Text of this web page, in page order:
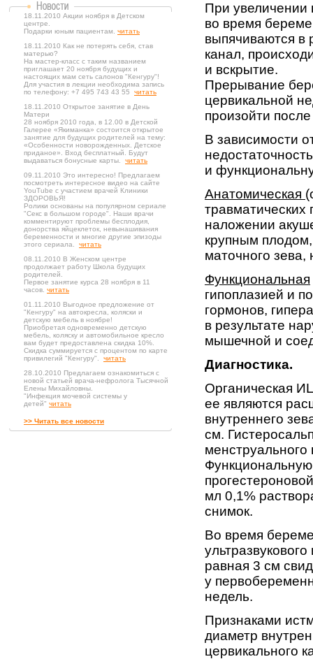
18.11.2010 Акции ноября в Детском
центре.
Подарки юным пациентам. читать
18.11.2010 Как не потерять себя, став
матерью?
На мастер-класс с таким названием
приглашает 20 ноября будущих и
настоящих мам сеть салонов "Кенгуру"!
Для участия в лекции необходима запись
по телефону: +7 495 743 43 55 читать
18.11.2010 Открытое занятие в День
Матери
28 ноября 2010 года, в 12.00 в Детской
Галерее «Якиманка» состоится открытое
занятие для будущих родителей на тему:
«Особенности новорожденных. Детское
приданое». Вход бесплатный. Будут
выдаваться бонусные карты. читать
09.11.2010 Это интересно! Предлагаем
посмотреть интересное видео на сайте
YouTube с участием врачей Клиники
ЗДОРОВЬЯ!
Ролики основаны на популярном сериале
"Секс в большом городе". Наши врачи
комментируют проблемы бесплодия,
донорства яйцеклеток, невынашивания
беременности и многие другие эпизоды
этого сериала. читать
08.11.2010 В Женском центре
продолжает работу Школа будущих
родителей.
Первое занятие курса 28 ноября в 11
часов. читать
01.11.2010 Выгодное предложение от
"Кенгуру" на автокресла, коляски и
детскую мебель в ноябре!
Приобретая одновременно детскую
мебель, коляску и автомобильное кресло
вам будет предоставлена скидка 10%.
Скидка суммируется с процентом по карте
привилегий "Кенгуру". читать
28.10.2010 Предлагаем ознакомиться с
новой статьей врача-нефролога Тысячной
Елены Михайловны.
"Инфекция мочевой системы у
детей" читать
>> Читать все новости
При увеличении
во время
выпячиваются
канал,
и вскрытие.
Прерывание
цервикальной
произойти
В зависимости
и
Анатомическая
травматических
наложении
крупным
маточного
Функциональная
гипоплазией и
гормонов,
в результате
мышечной и
Диагностика.
Органическая
ее являются
внутреннего
см.
менструального
мл 0,1%
снимок.
Во время
равная 3 см
у
недель.
Признаками
диаметр
цервикального